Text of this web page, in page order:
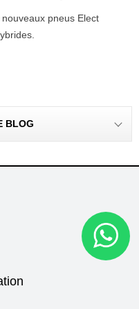
pneus Elect
BLOG